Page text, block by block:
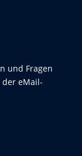
und Fragen
der eMail-